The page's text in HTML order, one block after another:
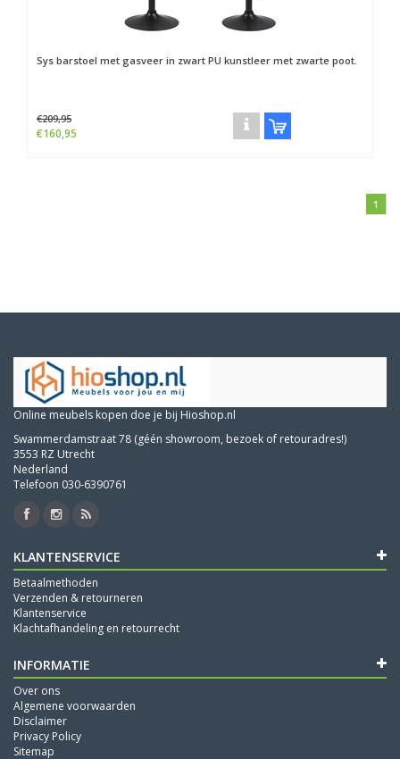
Sys barstoel met gasveer in zwart PU kunstleer met zwarte poot.
€209,95
€160,95
1
Online meubels kopen doe je bij Hioshop.nl
Swammerdamstraat 78 (géén showroom, bezoek of retouradres!)
3553 RZ Utrecht
Nederland
Telefoon 030-6390761
KLANTENSERVICE
Betaalmethoden
Verzenden & retourneren
Klantenservice
Klachtafhandeling en retourrecht
INFORMATIE
Over ons
Algemene voorwaarden
Disclaimer
Privacy Policy
Sitemap